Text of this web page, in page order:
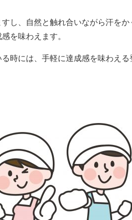
し、自然と触れ合いながら汗を
を味わえます。
時には、手軽に達成感を味わえ